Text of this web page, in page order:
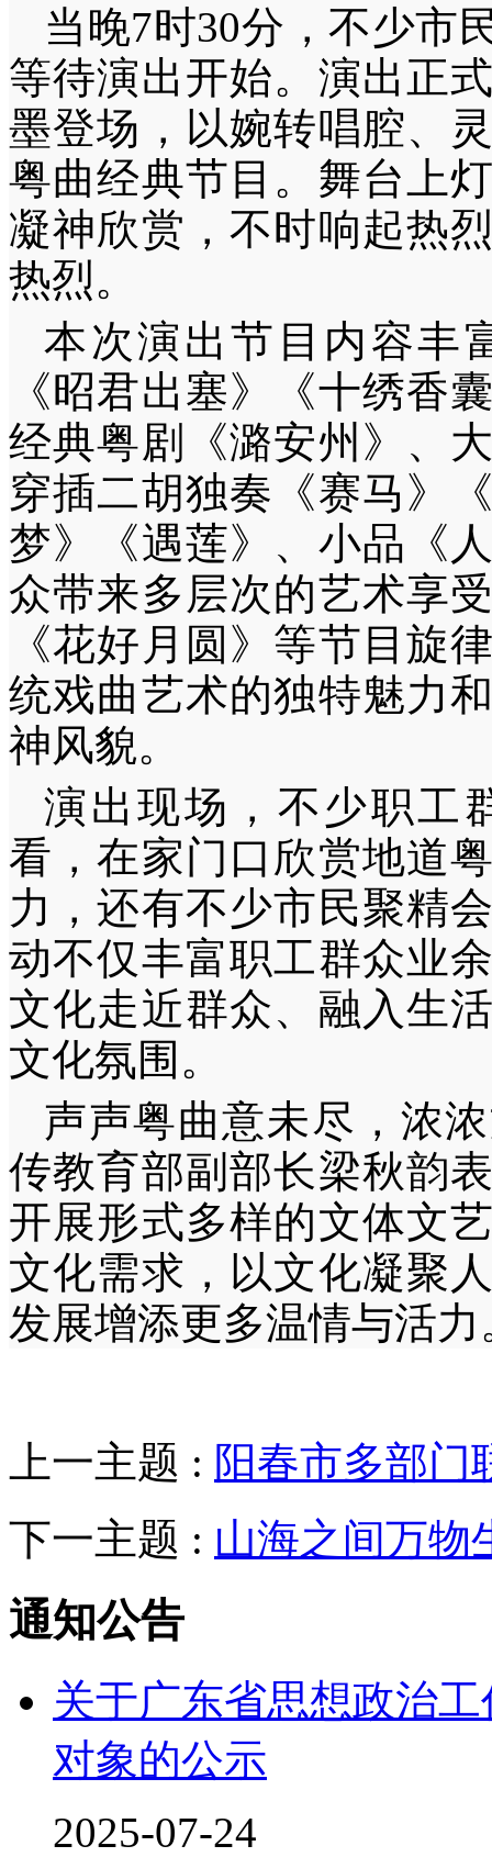
当晚7时30分，不少市
等待演出开始。演出正
墨登场，以婉转唱腔、
粤曲经典节目。舞台上
凝神欣赏，不时响起热
热烈。
本次演出节目内容丰
《昭君出塞》《十绣香
经典粤剧《潞安州》、
穿插二胡独奏《赛马》
梦》《遇莲》、小品《
众带来多层次的艺术享
《花好月圆》等节目旋
统戏曲艺术的独特魅力
神风貌。
演出现场，不少职工
看，在家门口欣赏地道
力，还有不少市民聚精
动不仅丰富职工群众业
文化走近群众、融入生
文化氛围。
声声粤曲意未尽，浓
传教育部副部长梁秋韵
开展形式多样的文体文
文化需求，以文化凝聚
发展增添更多温情与活力
上一主题 : 阳春市多部门
下一主题 : 山海之间万物
通知公告
关于广东省思想政治
对象的公示
2025-07-24